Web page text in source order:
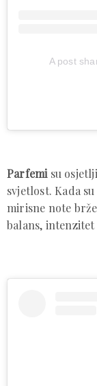
A post
Parfemi su
svjetlost. Kada
mirisne note
balans,